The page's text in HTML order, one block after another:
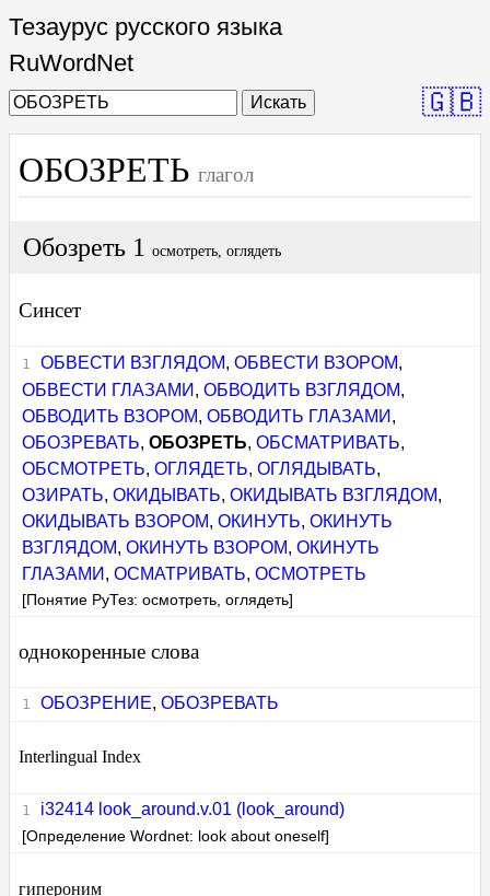
Тезаурус русского языка
RuWordNet
Искать 🇬🇧
ОБОЗРЕТЬ глагол
Обозреть 1 осмотреть, оглядеть
Синсет
ОБВЕСТИ ВЗГЛЯДОМ, ОБВЕСТИ ВЗОРОМ,
ОБВЕСТИ ГЛАЗАМИ ,ОБВОДИТЬ ВЗГЛЯДОМ,
ОБВОДИТЬ ВЗОРОМ,ОБВОДИТЬ ГЛАЗАМИ ,
ОБОЗРЕВАТЬ,ОБОЗРЕТЬ,ОБСМАТРИВАТЬ,
ОБСМОТРЕТЬ,ОГЛЯДЕТЬ,ОГЛЯДЫВАТЬ,
ОЗИРАТЬ,ОКИДЫВАТЬ,ОКИДЫВАТЬ ВЗГЛЯДОМ,
ОКИДЫВАТЬ ВЗОРОМ,ОКИНУТЬ,ОКИНУТЬ
ВЗГЛЯДОМ,ОКИНУТЬ ВЗОРОМ,ОКИНУТЬ
ГЛАЗАМИ ,ОСМАТРИВАТЬ,ОСМОТРЕТЬ
[Понятие РуТез: осмотреть, оглядеть]
однокоренные слова
ОБОЗРЕНИЕ, ОБОЗРЕВАТЬ
Interlingual Index
i32414 look_around.v.01 (look_around)
[Определение Wordnet: look about oneself]
гипероним